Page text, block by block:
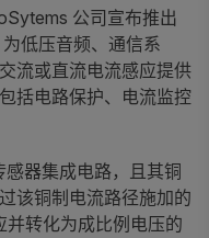
公司宣布推出
低压音频、通信系
流或直流电流感应提供
括电路保护、电流监控
器集成电路，且其铜
该铜制电流路径施加的
并转化为成比例电压的